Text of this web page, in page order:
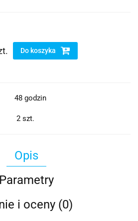
Do koszyka
48 godzin
2 szt.
Opis
Parametry
i oceny (0)